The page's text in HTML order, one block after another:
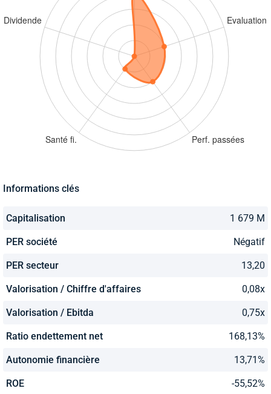
Informations clés
Capitalisation 1 679 M
PER société Négatif
PER secteur 13,20
Valorisation / Chiffre d'affaires 0,08x
Valorisation / Ebitda 0,75x
Ratio endettement net 168,13%
Autonomie financière 13,71%
ROE -55,52%